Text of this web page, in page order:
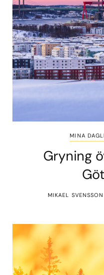
MINA
Gryning
MIKAEL SVENSSON